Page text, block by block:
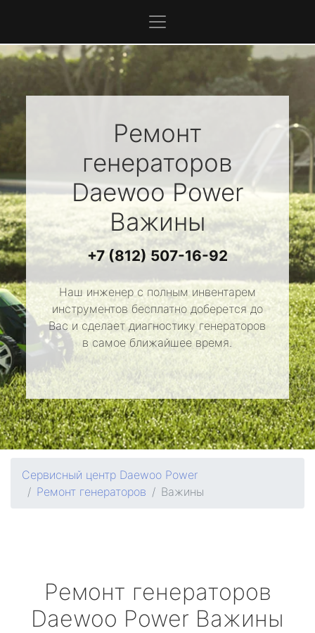
Ремонт
генераторов
Daewoo Power
Важины
+7 (812) 507-16-92
Наш инженер с полным инвентарем
инструментов бесплатно доберется до
Вас и сделает диагностику генераторов
в самое ближайшее время.
Сервисный центр Daewoo Power
Ремонт генераторов
Важины
Ремонт генераторов
Daewoo Power Важины